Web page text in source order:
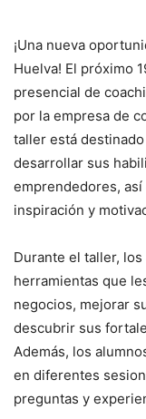
¡Una nueva
Huelva! El próximo
presencial de
por la empresa de
taller está
desarrollar sus
emprendedores,
inspiración y
Durante el taller,
herramientas que
negocios, mejorar
descubrir sus
Además, los
en diferentes
preguntas y